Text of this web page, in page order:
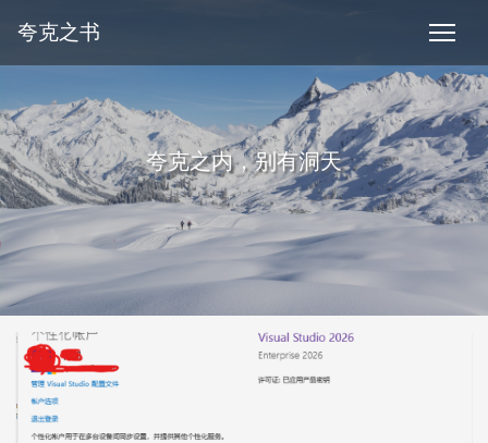
夸克之书
夸克之内，别有洞天